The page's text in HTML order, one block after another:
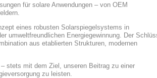
für solare Anwendungen – von OEM
eines robusten Solarspiegelsystems in
umweltfreundlichen Energiegewinnung. Der
aus etablierten Strukturen, modernen
stets mit dem Ziel, unseren Beitrag zu einer
zu leisten.